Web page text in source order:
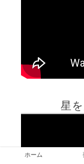
星
ホーム